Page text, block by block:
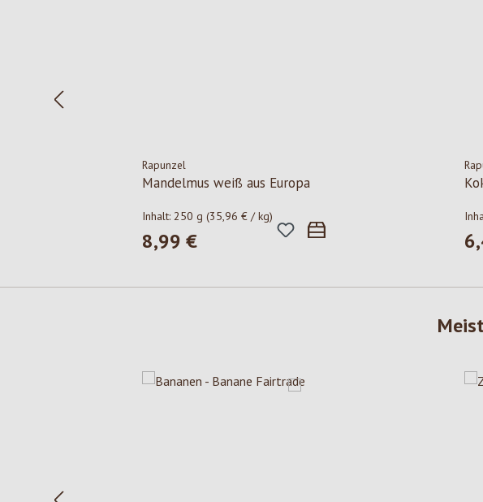
Rapunzel
Mandelmus weiß aus Europa
Inhalt:250 g(35,96 € / kg)
Regulärer Preis:
8,99 €